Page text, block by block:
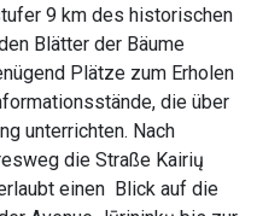
9 km des historischen
Blätter der Bäume
Plätze zum Erholen
die über
unterrichten. Nach
die Straße Kairių
einen Blick auf die